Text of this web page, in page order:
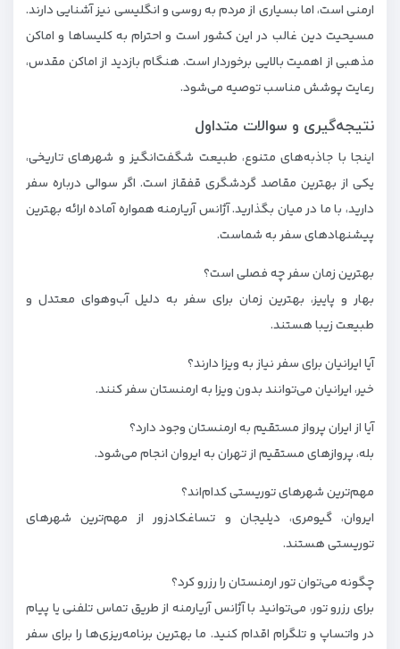
ارمنی است، اما بسیاری از مردم به روسی و انگلیسی نیز آشنایی دارند.
مسیحیت دین غالب در این کشور است و احترام به کلیساها و اماکن
مذهبی از اهمیت بالایی برخوردار است. هنگام بازدید از اماکن مقدس،
رعایت پوشش مناسب توصیه می‌شود.
نتیجه‌گیری و سوالات متداول
اینجا با جاذبه‌های متنوع، طبیعت شگفت‌انگیز و شهرهای تاریخی،
یکی از بهترین مقاصد گردشگری قفقاز است. اگر سوالی درباره سفر
دارید، با ما در میان بگذارید. آژانس آریارمنه همواره آماده ارائه بهترین
پیشنهادهای سفر به شماست.
بهترین زمان سفر چه فصلی است؟
بهار و پاییز، بهترین زمان برای سفر به دلیل آب‌وهوای معتدل و
طبیعت زیبا هستند.
آیا ایرانیان برای سفر نیاز به ویزا دارند؟
خیر، ایرانیان می‌توانند بدون ویزا به ارمنستان سفر کنند.
آیا از ایران پرواز مستقیم به ارمنستان وجود دارد؟
بله، پروازهای مستقیم از تهران به ایروان انجام می‌شود.
مهم‌ترین شهرهای توریستی کدام‌اند؟
ایروان، گیومری، دیلیجان و تساغکادزور از مهم‌ترین شهرهای
توریستی هستند.
چگونه می‌توان تور ارمنستان را رزرو کرد؟
برای رزرو تور، می‌توانید با آژانس آریارمنه از طریق تماس تلفنی یا پیام
در واتساپ و تلگرام اقدام کنید. ما بهترین برنامه‌ریزی‌ها را برای سفر